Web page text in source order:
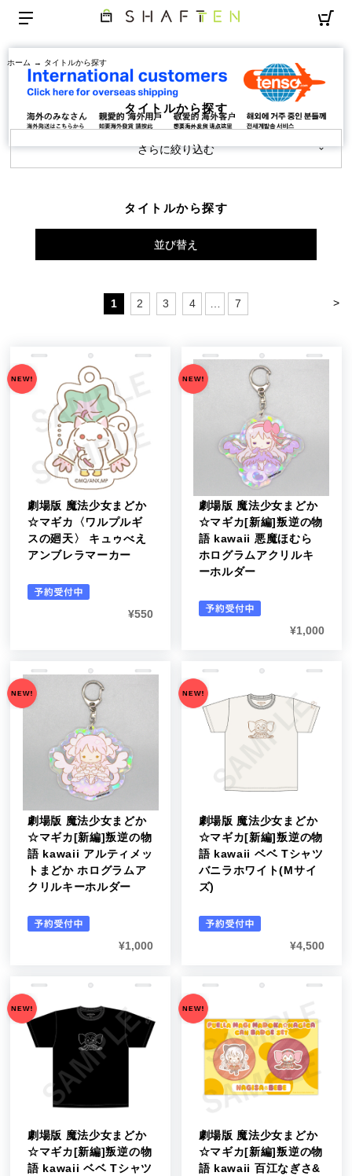
ホーム → タイトルから探す
タイトルから探す
さらに絞り込む
タイトルから探す
並び替え
>
1 2 3 4 7
劇場版 魔法少女まどか
☆マギカ〈ワルプルギ
スの廻天〉 キュゥべえ
アンブレラマーカー
¥550
劇場版 魔法少女まどか
☆マギカ[新編]叛逆の物
語 kawaii 悪魔ほむら
ホログラムアクリルキ
ーホルダー
¥1,000
劇場版 魔法少女まどか
☆マギカ[新編]叛逆の物
語 kawaii アルティメッ
トまどか ホログラムア
クリルキーホルダー
¥1,000
劇場版 魔法少女まどか
☆マギカ[新編]叛逆の物
語 kawaii ベベ Tシャツ
バニラホワイト(Mサイ
ズ)
¥4,500
劇場版 魔法少女まどか
☆マギカ[新編]叛逆の物
語 kawaii ベベ Tシャツ
劇場版 魔法少女まどか
☆マギカ[新編]叛逆の物
語 kawaii 百江なぎさ&